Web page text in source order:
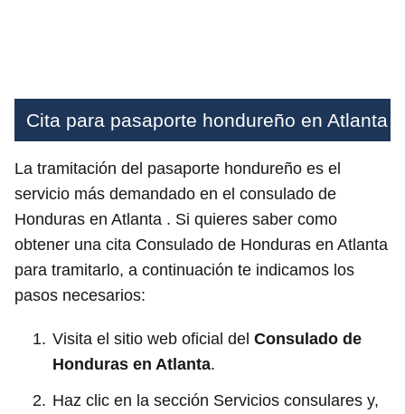
Cita para pasaporte hondureño en Atlanta
La tramitación del pasaporte hondureño es el
servicio más demandado en el consulado de
Honduras en Atlanta . Si quieres saber como
obtener una cita Consulado de Honduras en Atlanta
para tramitarlo, a continuación te indicamos los
pasos necesarios:
Visita el sitio web oficial del Consulado de
Honduras en Atlanta.
Haz clic en la sección Servicios consulares y,